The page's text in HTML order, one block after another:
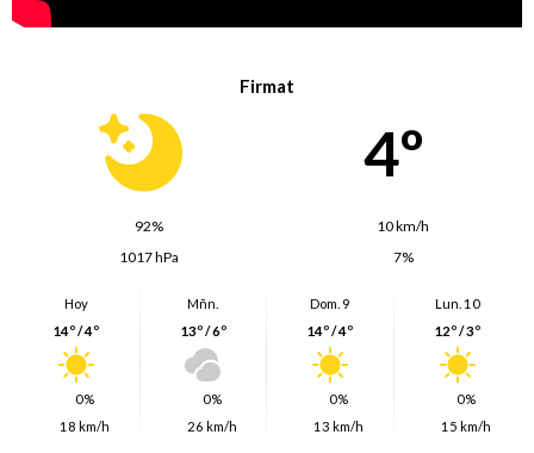
Firmat
4º
92%
10 km/h
1017 hPa
7%
Hoy
14º / 4º
0%
18 km/h
Mñn.
13º / 6º
0%
26 km/h
Dom. 9
14º / 4º
0%
13 km/h
Lun. 10
12º / 3º
0%
15 km/h